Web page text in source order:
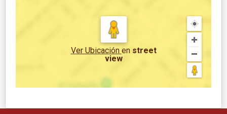
Ver Ubicación en street
view